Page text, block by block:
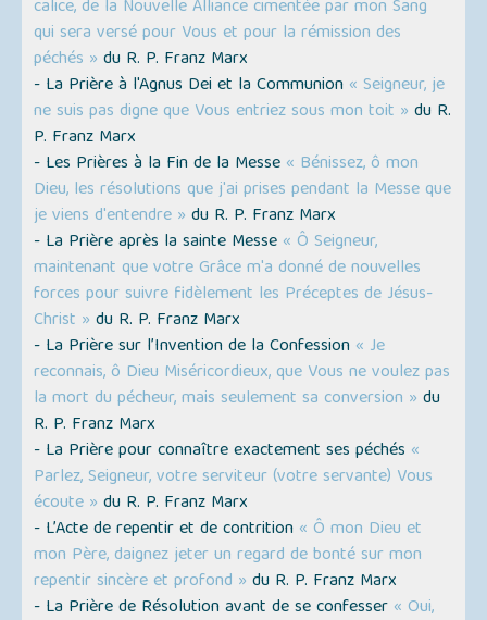
calice, de la Nouvelle Alliance cimentée par mon Sang
qui sera versé pour Vous et pour la rémission des
péchés » du R. P. Franz Marx
- La Prière à l'Agnus Dei et la Communion « Seigneur, je
ne suis pas digne que Vous entriez sous mon toit » du R.
P. Franz Marx
- Les Prières à la Fin de la Messe « Bénissez, ô mon
Dieu, les résolutions que j'ai prises pendant la Messe que
je viens d'entendre » du R. P. Franz Marx
- La Prière après la sainte Messe « Ô Seigneur,
maintenant que votre Grâce m'a donné de nouvelles
forces pour suivre fidèlement les Préceptes de Jésus-
Christ » du R. P. Franz Marx
- La Prière sur l’Invention de la Confession « Je
reconnais, ô Dieu Miséricordieux, que Vous ne voulez pas
la mort du pécheur, mais seulement sa conversion » du
R. P. Franz Marx
- La Prière pour connaître exactement ses péchés «
Parlez, Seigneur, votre serviteur (votre servante) Vous
écoute » du R. P. Franz Marx
- L’Acte de repentir et de contrition « Ô mon Dieu et
mon Père, daignez jeter un regard de bonté sur mon
repentir sincère et profond » du R. P. Franz Marx
- La Prière de Résolution avant de se confesser « Oui,